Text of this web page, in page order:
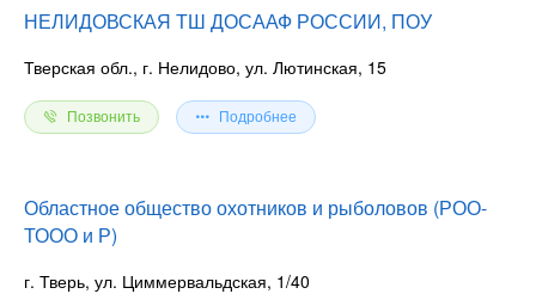
НЕЛИДОВСКАЯ ТШ ДОСААФ РОССИИ, ПОУ
Тверская обл., г. Нелидово, ул. Лютинская, 15
Позвонить Подробнее
Областное общество охотников и рыболовов (РОО-
ТООО и Р)
г. Тверь, ул. Циммервальдская, 1/40